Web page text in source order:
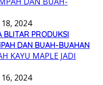
2024
BLITAR PRODUKSI
DAN BUAH-BUAHAN
2024